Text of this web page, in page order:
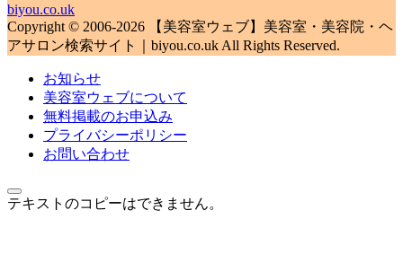
biyou.co.uk
Copyright © 2006-2026 【美容室ウェブ】美容室・美容院・ヘ
アサロン検索サイト｜biyou.co.uk All Rights Reserved.
お知らせ
美容室ウェブについて
無料掲載のお申込み
プライバシーポリシー
お問い合わせ
テキストのコピーはできません。